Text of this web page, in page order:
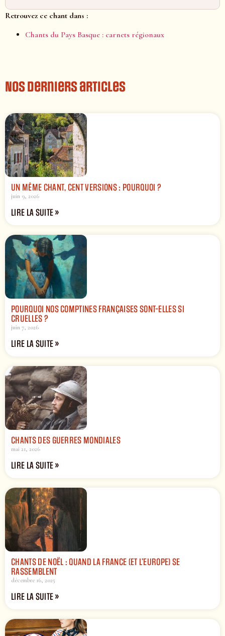
Retrouvez ce chant dans :
Chants du Pays Basque : carnets régionaux
Nos derniers articles
UN MÊME CHANT, CENT VERSIONS : POURQUOI ?
juin 9, 2026
LIRE LA SUITE »
POURQUOI NOS COMPTINES FRANÇAISES SONT-ELLES SI
CRUELLES ?
juin 7, 2026
LIRE LA SUITE »
CHANTS DES GUERRES MONDIALES
mai 21, 2026
LIRE LA SUITE »
CHANTS DE NOËL : QUAND LA FRANCE (ET L’EUROPE) SE
RASSEMBLENT
décembre 16, 2025
LIRE LA SUITE »